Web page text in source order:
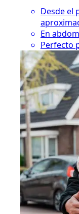
Desde el
En
Perfecto